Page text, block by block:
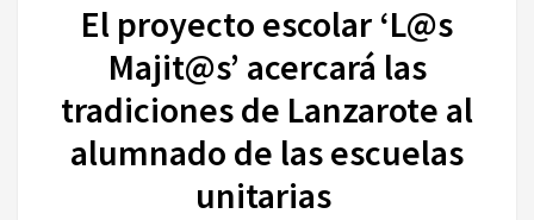
El proyecto escolar ‘L@s
Majit@s’ acercará las
tradiciones de Lanzarote al
alumnado de las escuelas
unitarias